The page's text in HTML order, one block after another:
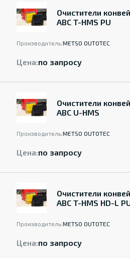
Очистители
ABC T-HMS PU
Производитель:METSO OUTOTEC
Цена:по запросу
Очистители
ABC U-HMS
Производитель:METSO OUTOTEC
Цена:по запросу
Очистители
ABC T-HMS HD-L
Производитель:METSO OUTOTEC
Цена:по запросу